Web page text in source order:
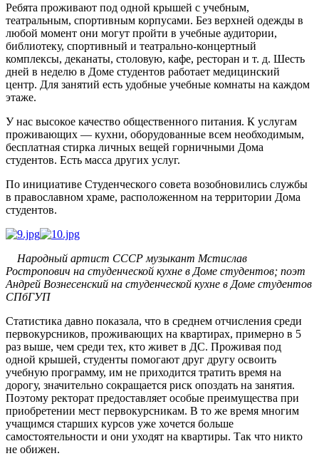
Ребята проживают под одной крышей с учебным,
театральным, спортивным корпусами. Без верхней одежды в
любой момент они могут пройти в учебные аудитории,
библиотеку, спортивный и театрально-концертный
комплексы, деканаты, столовую, кафе, ресторан и т. д. Шесть
дней в неделю в Доме студентов работает медицинский
центр. Для занятий есть удобные учебные комнаты на каждом
этаже.
У нас высокое качество общественного питания. К услугам
проживающих — кухни, оборудованные всем необходимым,
бесплатная стирка личных вещей горничными Дома
студентов. Есть масса других услуг.
По инициативе Студенческого совета возобновились службы
в православном храме, расположенном на территории Дома
студентов.
Народный артист СССР музыкант Мстислав
Ростропович на студенческой кухне в Доме студентов; поэт
Андрей Вознесенский на студенческой кухне в Доме студентов
СПбГУП
Статистика давно показала, что в среднем отчисления среди
первокурсников, проживающих на квартирах, примерно в 5
раз выше, чем среди тех, кто живет в ДС. Проживая под
одной крышей, студенты помогают друг другу освоить
учебную программу, им не приходится тратить время на
дорогу, значительно сокращается риск опоздать на занятия.
Поэтому ректорат предоставляет особые преимущества при
приобретении мест первокурсникам. В то же время многим
учащимся старших курсов уже хочется больше
самостоятельности и они уходят на квартиры. Так что никто
не обижен.